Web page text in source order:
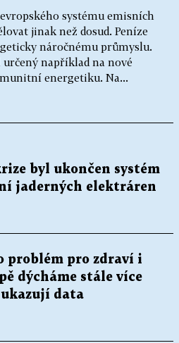
systému emisních
jinak než dosud. Peníze
náročnému průmyslu.
například na nové
energetiku. Na...
byl ukončen systém
jaderných elektráren
problém pro zdraví i
dýcháme stále více
data